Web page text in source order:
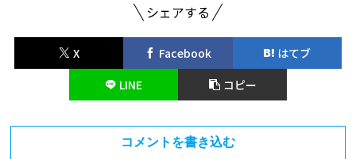
シェアする
X Facebook
はてブ
LINE
コピー
コメントを書き込む